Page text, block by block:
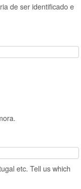
de ser identificado e
etc. Tell us which